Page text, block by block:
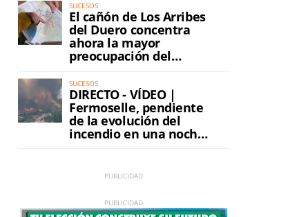
SUCESOS
El cañón de Los Arribes
del Duero concentra
ahora la mayor
preocupación del
incendio
SUCESOS
DIRECTO - VÍDEO |
Fermoselle, pendiente
de la evolución del
incendio en una noche